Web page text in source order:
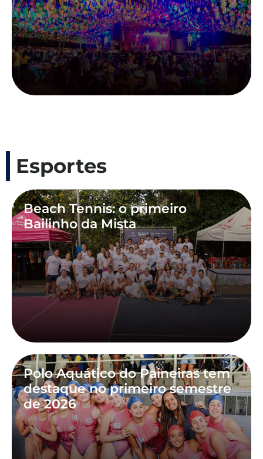
Esportes
Beach Tennis: o primeiro
Bailinho da Mista
Polo Aquático do Paineiras tem
destaque no primeiro semestre
de 2026